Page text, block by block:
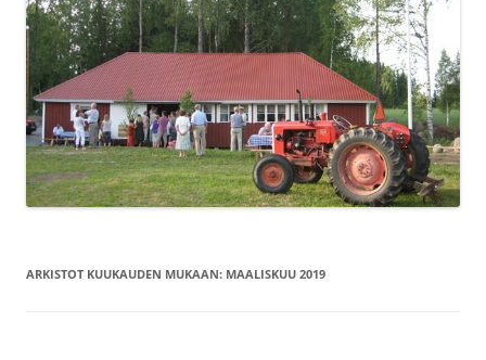
ARKISTOT KUUKAUDEN MUKAAN: MAALISKUU 2019